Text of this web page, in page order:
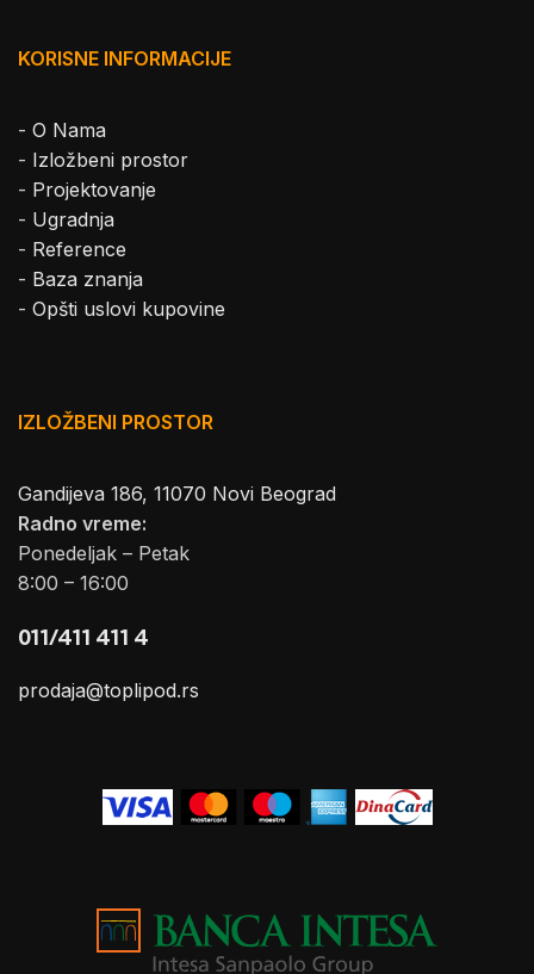
KORISNE INFORMACIJE
- O Nama
- Izložbeni prostor
- Projektovanje
- Ugradnja
- Reference
- Baza znanja
- Opšti uslovi kupovine
IZLOŽBENI PROSTOR
Gandijeva 186, 11070 Novi Beograd
Radno vreme:
Ponedeljak – Petak
8:00 – 16:00
011/411 411 4
prodaja@toplipod.rs